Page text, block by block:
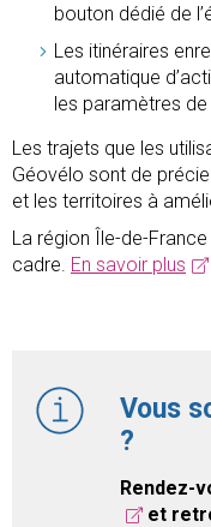
bouton dédié de
Les itinéraires
automatique
les paramètres de
Les trajets que les
Géovélo sont de
et les territoires à
La région Île-de-
cadre. En savoir plus
Vous
?
Rendez-
et